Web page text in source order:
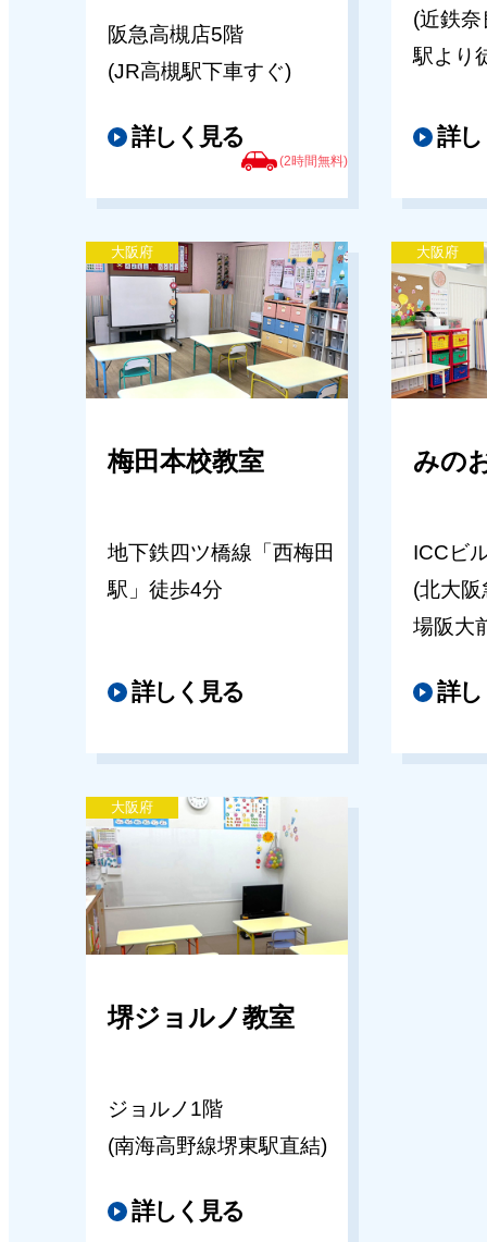
阪急高槻店5階
(JR高槻駅下車すぐ)
詳しく見る
(2時間無料)
(近鉄
駅より
詳
梅田本校教室
地下鉄四ツ橋線「西梅田
駅」徒歩4分
詳しく見る
大阪府
みの
ICCビ
(北大
場阪大
詳
大阪府
堺ジョルノ教室
ジョルノ1階
(南海高野線堺東駅直結)
詳しく見る
大阪府